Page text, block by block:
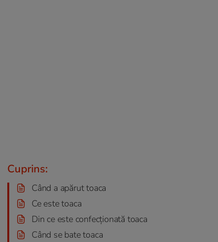
Cuprins:
Când a apărut toaca
Ce este toaca
Din ce este confecționată toaca
Când se bate toaca